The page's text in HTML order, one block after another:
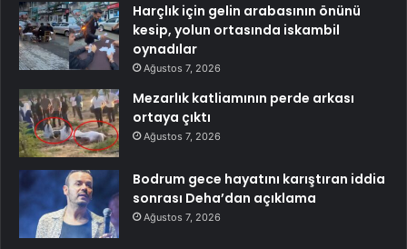
Harçlık için gelin arabasının önünü
kesip, yolun ortasında iskambil
oynadılar
Ağustos 7, 2026
Mezarlık katliamının perde arkası
ortaya çıktı
Ağustos 7, 2026
Bodrum gece hayatını karıştıran iddia
sonrası Deha’dan açıklama
Ağustos 7, 2026